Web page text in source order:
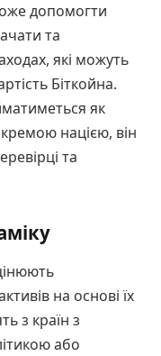
допомогти
та
які можуть
Біткойна.
як
нацією, він
та
на основі їх
з країн з
або